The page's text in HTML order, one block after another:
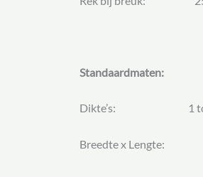
Standaardmaten:
Dikte’s: 1 tot
Breedte x Lengte: